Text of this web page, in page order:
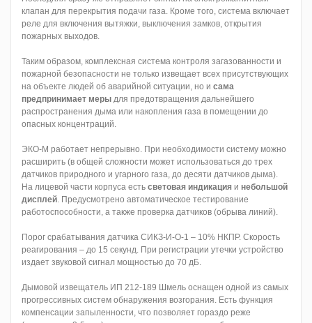
клапан для перекрытия подачи газа. Кроме того, система включает
реле для включения вытяжки, выключения замков, открытия
пожарных выходов.
Таким образом, комплексная система контроля загазованности и
пожарной безопасности не только извещает всех присутствующих
на объекте людей об аварийной ситуации, но и сама
предпринимает меры для предотвращения дальнейшего
распространения дыма или накопления газа в помещении до
опасных концентраций.
ЭКО-М работает непрерывно. При необходимости систему можно
расширить (в общей сложности может использоваться до трех
датчиков природного и угарного газа, до десяти датчиков дыма).
На лицевой части корпуса есть световая индикация и небольшой
дисплей. Предусмотрено автоматическое тестирование
работоспособности, а также проверка датчиков (обрыва линий).
Порог срабатывания датчика СИКЗ-И-О-1 – 10% НКПР. Скорость
реагирования – до 15 секунд. При регистрации утечки устройство
издает звуковой сигнал мощностью до 70 дБ.
Дымовой извещатель ИП 212-189 Шмель оснащен одной из самых
прогрессивных систем обнаружения возгорания. Есть функция
компенсации запыленности, что позволяет гораздо реже